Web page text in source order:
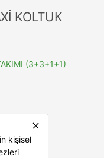
KOLTUK
(3+3+1+1)
close
kişisel